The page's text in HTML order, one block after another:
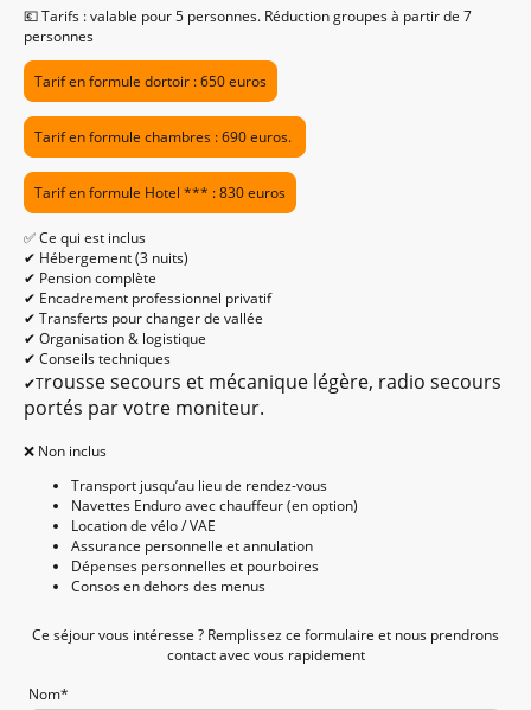
💶 Tarifs : valable pour 5 personnes. Réduction groupes à partir de 7
personnes
Tarif en formule dortoir : 650 euros
Tarif en formule chambres : 690 euros.
Tarif en formule Hotel *** : 830 euros
✅ Ce qui est inclus
✔ Hébergement (3 nuits)
✔ Pension complète
✔ Encadrement professionnel privatif
✔ Transferts pour changer de vallée
✔ Organisation & logistique
✔ Conseils techniques
✔Trousse secours et mécanique légère, radio secours
portés par votre moniteur.
❌ Non inclus
Transport jusqu’au lieu de rendez-vous
Navettes Enduro avec chauffeur (en option)
Location de vélo / VAE
Assurance personnelle et annulation
Dépenses personnelles et pourboires
Consos en dehors des menus
Ce séjour vous intéresse ? Remplissez ce formulaire et nous prendrons
contact avec vous rapidement
Nom*